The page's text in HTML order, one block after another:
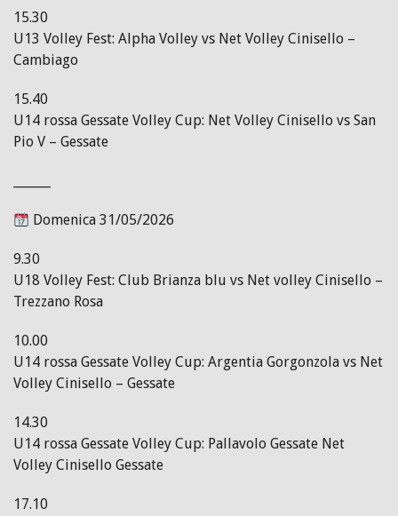
15.30
U13 Volley Fest: Alpha Volley vs Net Volley Cinisello –
Cambiago
15.40
U14 rossa Gessate Volley Cup: Net Volley Cinisello vs San
Pio V – Gessate
Domenica 31/05/2026
9.30
U18 Volley Fest: Club Brianza blu vs Net volley Cinisello –
Trezzano Rosa
10.00
U14 rossa Gessate Volley Cup: Argentia Gorgonzola vs Net
Volley Cinisello – Gessate
14.30
U14 rossa Gessate Volley Cup: Pallavolo Gessate Net
Volley Cinisello Gessate
17.10